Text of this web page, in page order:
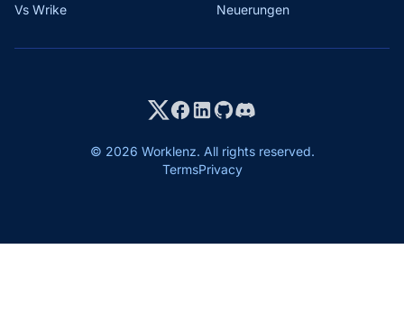
Vs Wrike
Neuerungen
© 2026 Worklenz. All rights reserved.
TermsPrivacy